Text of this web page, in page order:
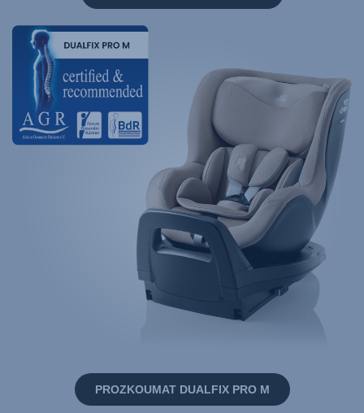
PROZKOUMAT DUALFIX PRO M